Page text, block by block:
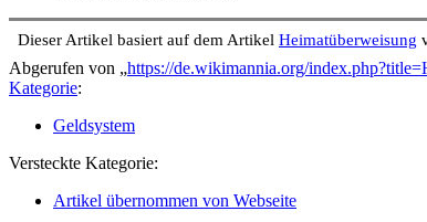
Dieser Artikel basiert auf dem Artikel Heimatüberweisung
Abgerufen von „https://de.wikimannia.org/
Kategorie:
Geldsystem
Versteckte Kategorie:
Artikel übernommen von Webseite